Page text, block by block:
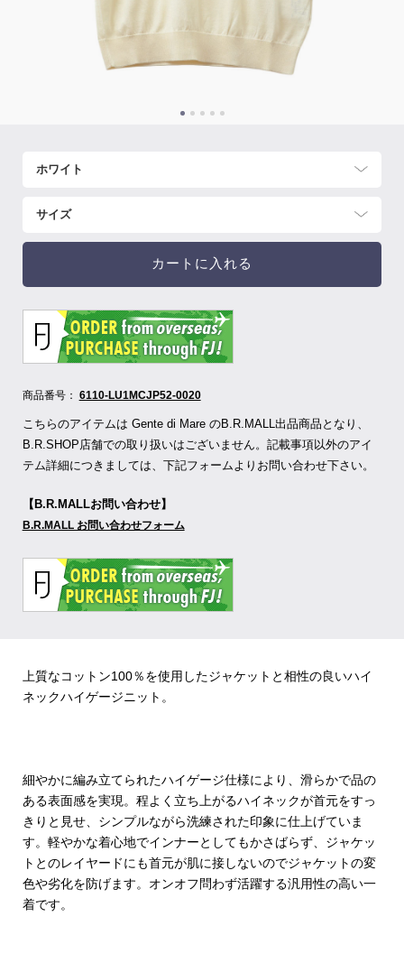
カートに入れる
商品番号： 6110-LU1MCJP52-0020
こちらのアイテムは Gente di Mare のB.R.MALL出品商品となり、
B.R.SHOP店舗での取り扱いはございません。記載事項以外のアイ
テム詳細につきましては、下記フォームよりお問い合わせ下さい。
【B.R.MALLお問い合わせ】
B.R.MALL お問い合わせフォーム
上質なコットン100％を使用したジャケットと相性の良いハイ
ネックハイゲージニット。
細やかに編み立てられたハイゲージ仕様により、滑らかで品の
ある表面感を実現。程よく立ち上がるハイネックが首元をすっ
きりと見せ、シンプルながら洗練された印象に仕上げていま
す。軽やかな着心地でインナーとしてもかさばらず、ジャケッ
トとのレイヤードにも首元が肌に接しないのでジャケットの変
色や劣化を防げます。オンオフ問わず活躍する汎用性の高い一
着です。